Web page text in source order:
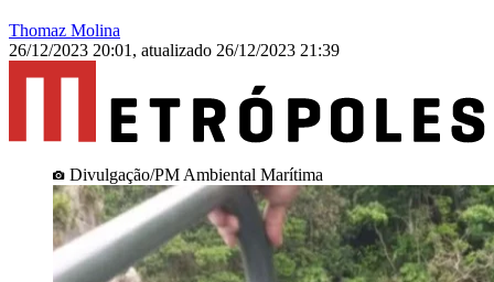
Thomaz Molina
26/12/2023 20:01 , atualizado 26/12/2023 21:39
Divulgação/PM Ambiental Marítima